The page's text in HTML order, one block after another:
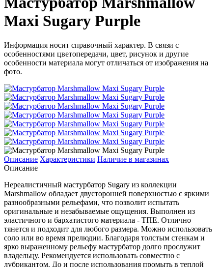
Maxi Sugary Purple
Информация носит справочный характер. В связи с
особенностями цветопередачи, цвет, рисунок и другие
особенности материала могут отличаться от изображения на
фото.
Описание Характеристики Наличие в магазинах
Описание
Нереалистичный мастурбатор Sugary из коллекции
Marshmallow обладает двусторонней поверхностью с яркими
разнообразными рельефами, что позволит испытать
оригинальные и незабываемые ощущения. Выполнен из
эластичного и бархатистого материала - ТПЕ. Отлично
тянется и подходит для любого размера. Можно использовать
соло или во время прелюдии. Благодаря толстым стенкам и
ярко выраженному рельефу мастурбатор долго прослужит
владельцу. Рекомендуется использовать совместно с
лубрикантом. До и после использования промыть в теплой